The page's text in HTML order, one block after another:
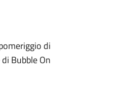
di
Bubble On